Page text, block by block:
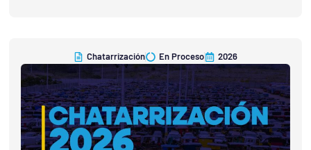
Chatarrización En Proceso 2026